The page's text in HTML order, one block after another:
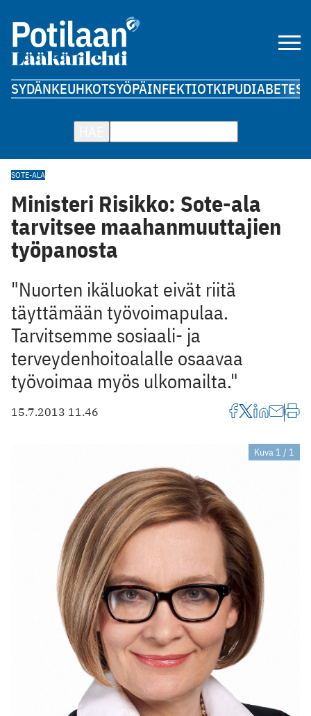
SYDÄNKEUHKOTSYÖPÄINFEKTIOTKIPUDIABETES
SOTE-ALA
Ministeri Risikko: Sote-ala
tarvitsee maahanmuuttajien
työpanosta
"Nuorten ikäluokat eivät riitä
täyttämään työvoimapulaa.
Tarvitsemme sosiaali- ja
terveydenhoitoalalle osaavaa
työvoimaa myös ulkomailta."
15.7.2013 11.46
Kuva 1 / 1